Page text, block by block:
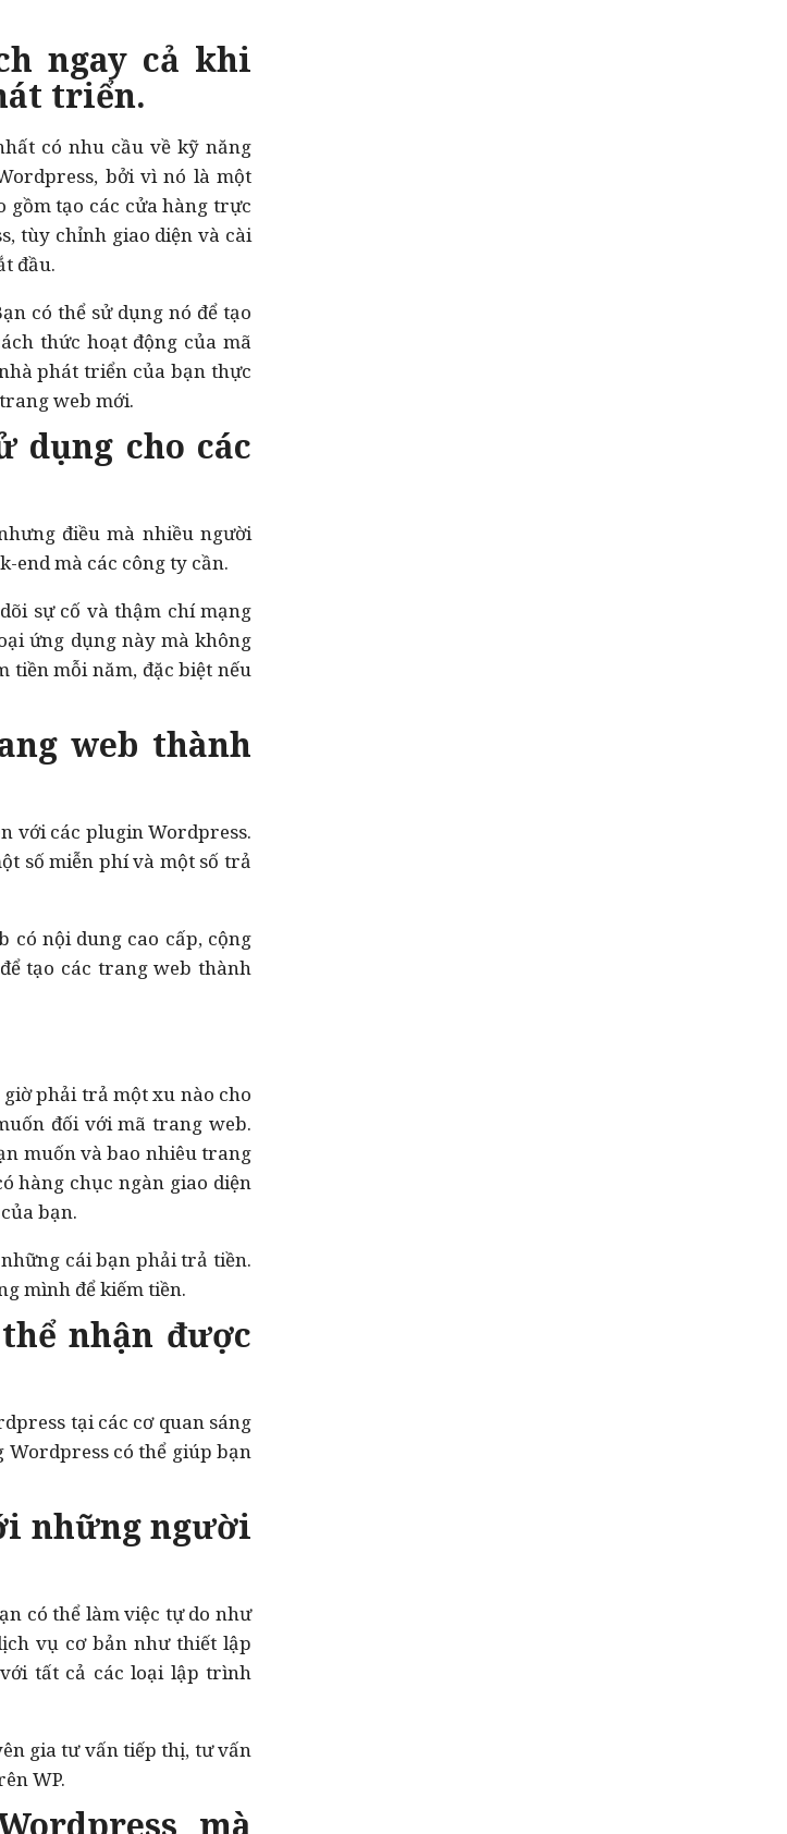
ngay cả khi
triển.
có nhu cầu về kỹ năng
bởi vì nó là một
gồm tạo các cửa hàng trực
tùy chỉnh giao diện và cài
đầu.
có thể sử dụng nó để tạo
thức hoạt động của mã
phát triển của bạn thực
web mới.
dụng cho các
điều mà nhiều người
end mà các công ty cần.
sự cố và thậm chí mạng
ứng dụng này mà không
tiền mỗi năm, đặc biệt nếu
web thành
với các plugin Wordpress.
số miễn phí và một số trả
có nội dung cao cấp, cộng
tạo các trang web thành
phải trả một xu nào cho
đối với mã trang web.
muốn và bao nhiêu trang
hàng chục ngàn giao diện
bạn.
cái bạn phải trả tiền.
mình để kiếm tiền.
nhận được
tại các cơ quan sáng
có thể giúp bạn
những người
có thể làm việc tự do như
vụ cơ bản như thiết lập
tất cả các loại lập trình
gia tư vấn tiếp thị, tư vấn
WP.
mà